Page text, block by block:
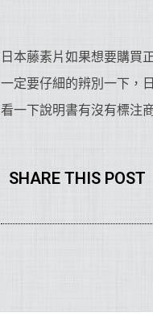
日本藤素片如果想要購買
一定要仔細的辨別一下，
看一下說明書有沒有標注
SHARE THIS POST